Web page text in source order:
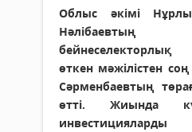
Облыс әкімі
Нәлібаевтың
өткен мәжілістен соң
Сәрменбаевтың
өтті. Жиында